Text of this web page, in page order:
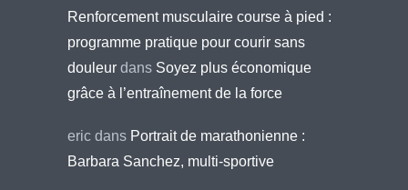
Renforcement musculaire course à pied :
programme pratique pour courir sans
douleur dans Soyez plus économique
grâce à l’entraînement de la force
eric dans Portrait de marathonienne :
Barbara Sanchez, multi-sportive